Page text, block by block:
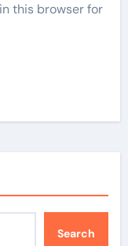
this browser for
Search